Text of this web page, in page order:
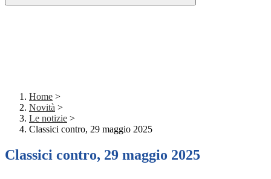
Home >
Novità >
Le notizie >
Classici contro, 29 maggio 2025
Classici contro, 29 maggio 2025